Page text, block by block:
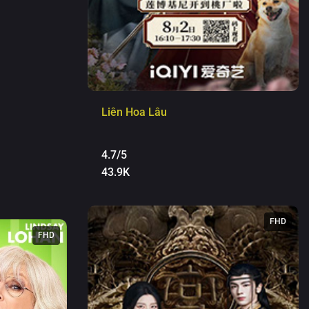
FHD
Liên Hoa Lâu
4.7/5
43.9K
FHD